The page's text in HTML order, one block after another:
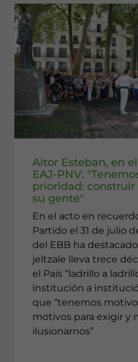
Aitor Esteban, en
EAJ-PNV:
prioridad:
su gente"
En el acto en
Partido el 31 de julio
del EBB ha
jeltzale lleva trece
el País “ladrillo a
institución a
que “tenemos
motivos para exigir y
ilusionarnos”